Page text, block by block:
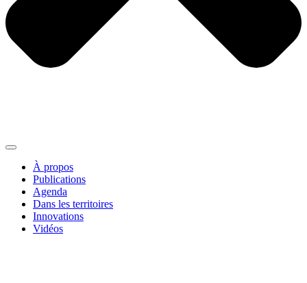
À propos
Publications
Agenda
Dans les territoires
Innovations
Vidéos